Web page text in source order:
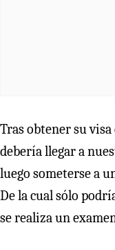
Tras obtener su
debería llegar a
luego someterse a
De la cual sólo
se realiza un